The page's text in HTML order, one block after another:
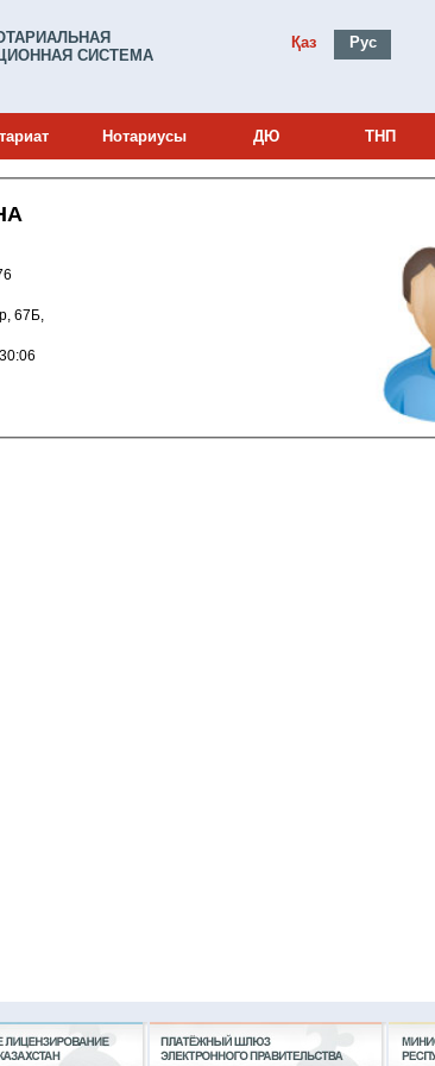
СИСТЕМА
Қаз Рус
Нотариусы ДЮ ТНП
67Б,
15:30:06